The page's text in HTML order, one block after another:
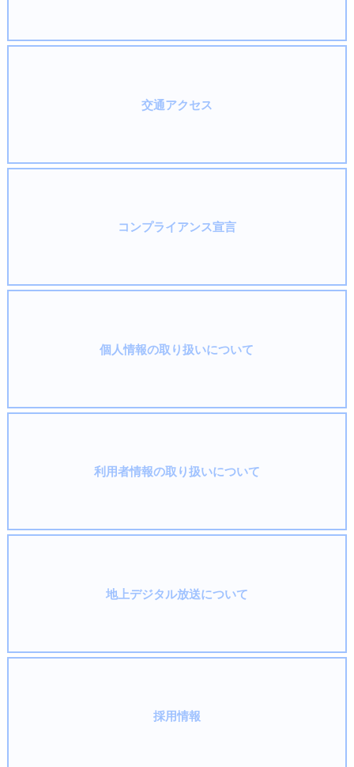
交通アクセス
コンプライアンス宣言
個人情報の取り扱いについて
利用者情報の取り扱いについて
地上デジタル放送について
採用情報